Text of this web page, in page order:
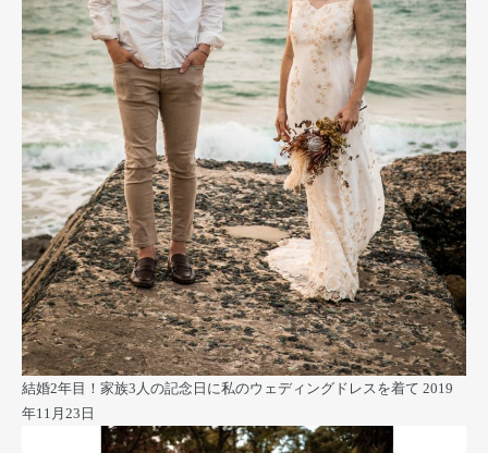
結婚2年目！家族3人の記念日に私のウェディングドレスを着て 2019
年11月23日